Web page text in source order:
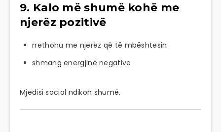
9. Kalo më shumë kohë me
njerëz pozitivë
rrethohu me njerëz që të mbështesin
shmang energjinë negative
Mjedisi social ndikon shumë.